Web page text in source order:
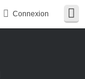
Connexion